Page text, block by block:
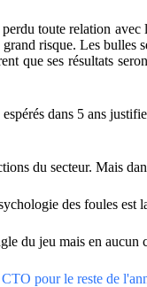
toute relation
risque. Les bulles
que ses résultats
dans 5 ans
du secteur. Mais
des foules est
du jeu mais en
pour le reste de